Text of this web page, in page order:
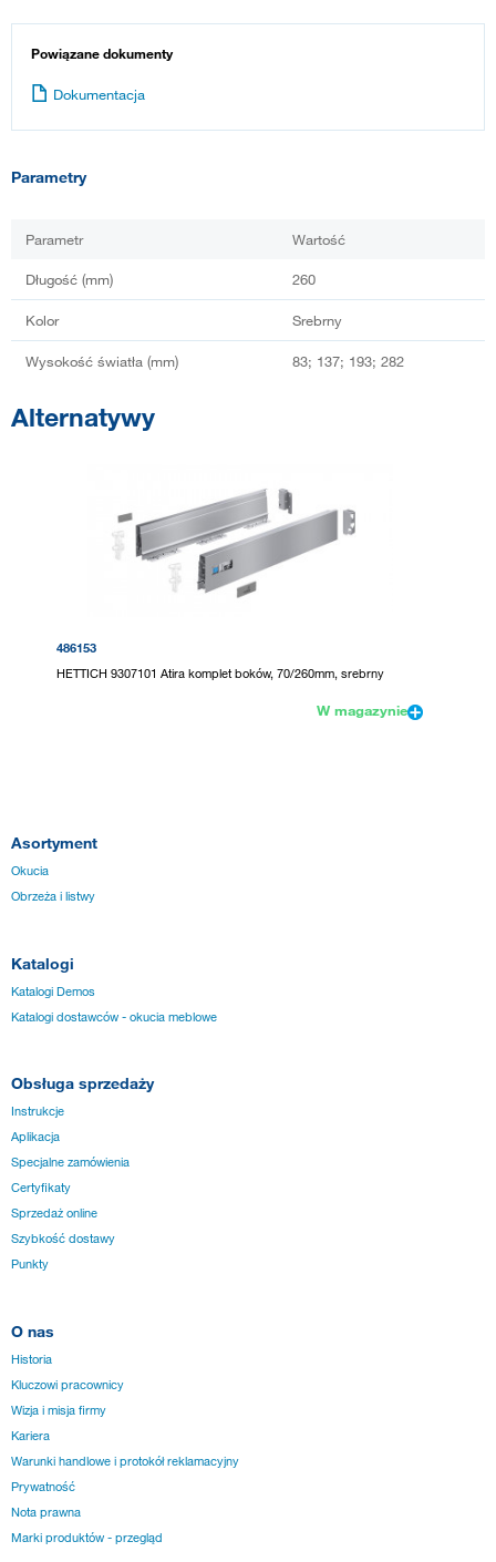
Powiązane dokumenty
Dokumentacja
Parametry
Parametr Wartość
Długość (mm) 260
Kolor Srebrny
Wysokość światła (mm) 83; 137; 193; 282
Alternatywy
486153
HETTICH 9307101 Atira komplet boków, 70/260mm, srebrny
W magazynie
Asortyment
Okucia
Obrzeża i listwy
Katalogi
Katalogi Demos
Katalogi dostawców - okucia meblowe
Obsługa sprzedaży
Instrukcje
Aplikacja
Specjalne zamówienia
Certyfikaty
Sprzedaż online
Szybkość dostawy
Punkty
O nas
Historia
Kluczowi pracownicy
Wizja i misja firmy
Kariera
Warunki handlowe i protokół reklamacyjny
Prywatność
Nota prawna
Marki produktów - przegląd